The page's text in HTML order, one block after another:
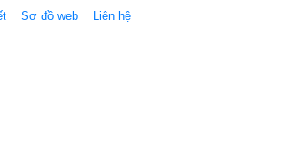
Sơ đồ web Liên hệ